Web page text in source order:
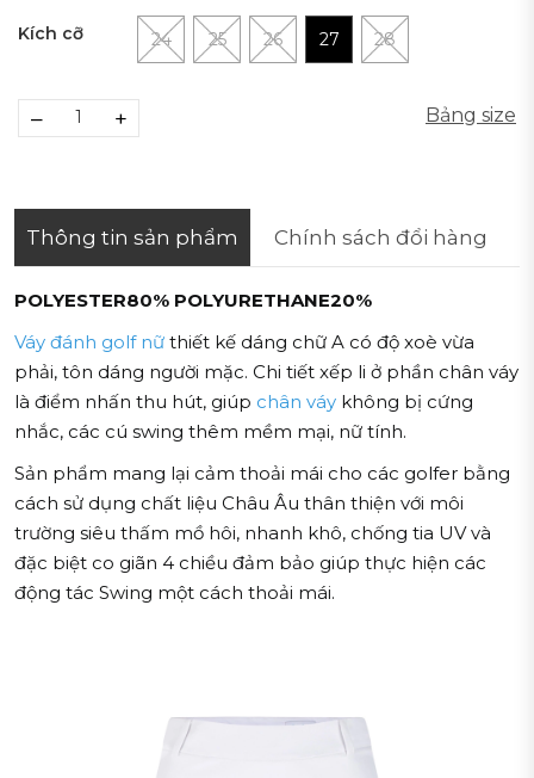
Kích cỡ 24 25 26 27 28
Bảng size
– +
Thông tin sản phẩm Chính sách đổi hàng
POLYESTER80% POLYURETHANE20%
Váy đánh golf nữ thiết kế dáng chữ A có độ xoè vừa
phải, tôn dáng người mặc. Chi tiết xếp li ở phần chân váy
là điểm nhấn thu hút, giúp chân váy không bị cứng
nhắc, các cú swing thêm mềm mại, nữ tính.
Sản phẩm mang lại cảm thoải mái cho các golfer bằng
cách sử dụng chất liệu Châu Âu thân thiện với môi
trường siêu thấm mồ hôi, nhanh khô, chống tia UV và
đặc biệt co giãn 4 chiều đảm bảo giúp thực hiện các
động tác Swing một cách thoải mái.